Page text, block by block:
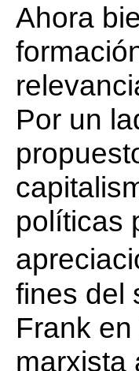
Ahora
Por un
políticas
fines del
Frank
marxista